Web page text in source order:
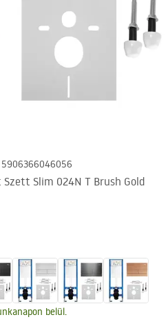
5906366046056
Slim 024N T Brush Gold
belül.